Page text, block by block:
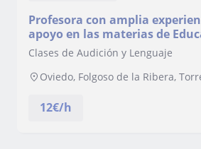
Profesora con amplia
apoyo en las materias de
y la ESO. Estoy especializada
intervención de problemas de
y comunicación, como la
Clases de Audición y Lenguaje
Oviedo, Folgoso de la Ribera,
12€/h